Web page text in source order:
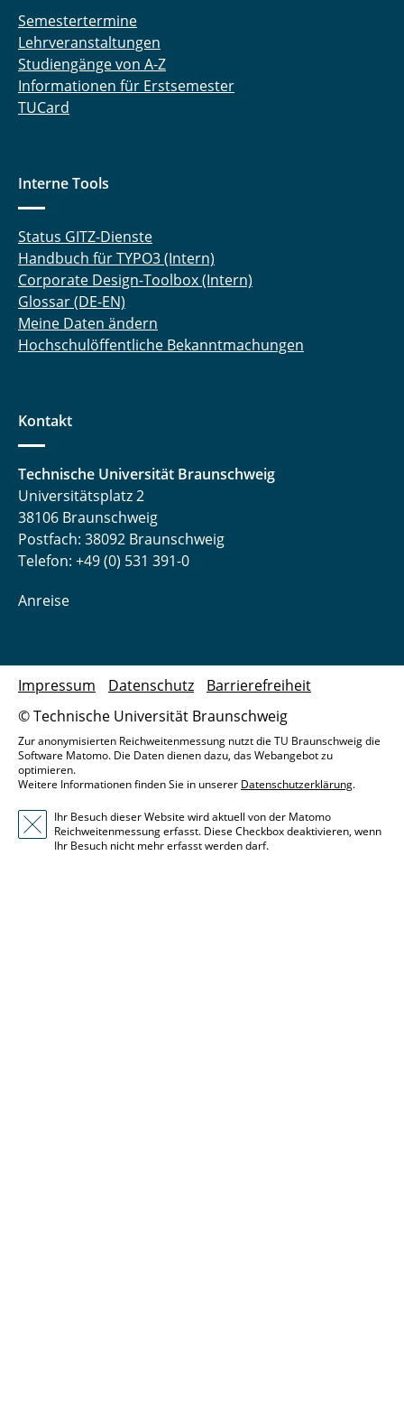
Semestertermine
Lehrveranstaltungen
Studiengänge von A-Z
Informationen für Erstsemester
TUCard
Interne Tools
Status GITZ-Dienste
Handbuch für TYPO3 (Intern)
Corporate Design-Toolbox (Intern)
Glossar (DE-EN)
Meine Daten ändern
Hochschulöffentliche Bekanntmachungen
Kontakt
Technische Universität Braunschweig
Universitätsplatz 2
38106 Braunschweig
Postfach: 38092 Braunschweig
Telefon: +49 (0) 531 391-0
Anreise
© Technische Universität Braunschweig
Impressum Datenschutz Barrierefreiheit
Zur anonymisierten Reichweitenmessung nutzt die TU Braunschweig die
Software Matomo. Die Daten dienen dazu, das Webangebot zu
optimieren.
Weitere Informationen finden Sie in unserer Datenschutzerklärung.
Ihr Besuch dieser Website wird aktuell von der Matomo
Reichweitenmessung erfasst. Diese Checkbox deaktivieren, wenn
Ihr Besuch nicht mehr erfasst werden darf.